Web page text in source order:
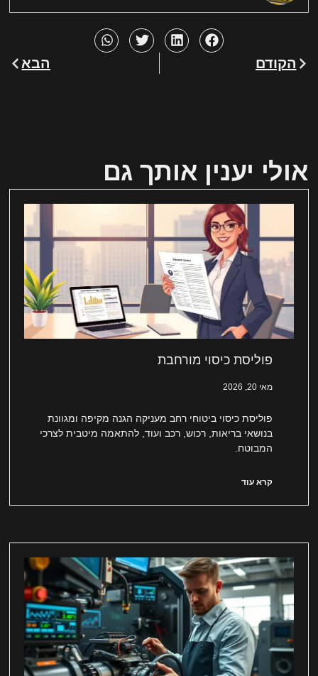
הקודם הבא
אולי יענין אותך גם
פוליסת כיסוי מורחבת
מאי 20, 2026
פוליסת כיסוי ביטוחי רחב מעניקה הגנה מקיפה ומגוונת
בנושאי בריאות, רכוש, רכב ועוד, להתאמה מיטבית לצרכי
המבוטח.
קרא עוד